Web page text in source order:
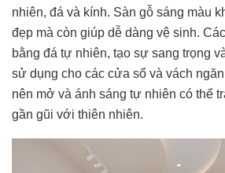
nhiên, đá và kính. Sàn gỗ sáng màu
đẹp mà còn giúp dễ dàng vệ sinh.
bằng đá tự nhiên, tạo sự sang trọng
sử dụng cho các cửa sổ và vách
nên mở và ánh sáng tự nhiên có thể
gần gũi với thiên nhiên.